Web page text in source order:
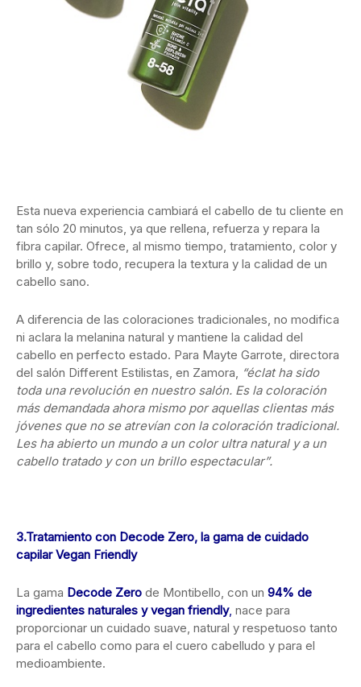
Esta nueva experiencia cambiará el cabello de tu cliente en
tan sólo 20 minutos, ya que rellena, refuerza y repara la
fibra capilar. Ofrece, al mismo tiempo, tratamiento, color y
brillo y, sobre todo, recupera la textura y la calidad de un
cabello sano.
A diferencia de las coloraciones tradicionales, no modifica
ni aclara la melanina natural y mantiene la calidad del
cabello en perfecto estado. Para Mayte Garrote, directora
del salón Different Estilistas, en Zamora, “éclat ha sido
toda una revolución en nuestro salón. Es la coloración
más demandada ahora mismo por aquellas clientas más
jóvenes que no se atrevían con la coloración tradicional.
Les ha abierto un mundo a un color ultra natural y a un
cabello tratado y con un brillo espectacular”.
3.Tratamiento con Decode Zero, la gama de cuidado
capilar Vegan Friendly
La gama Decode Zero de Montibello, con un 94% de
ingredientes naturales y vegan friendly, nace para
proporcionar un cuidado suave, natural y respetuoso tanto
para el cabello como para el cuero cabelludo y para el
medioambiente.